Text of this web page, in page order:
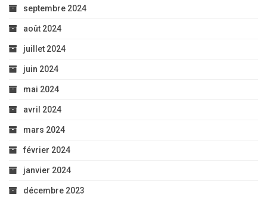
septembre 2024
août 2024
juillet 2024
juin 2024
mai 2024
avril 2024
mars 2024
février 2024
janvier 2024
décembre 2023